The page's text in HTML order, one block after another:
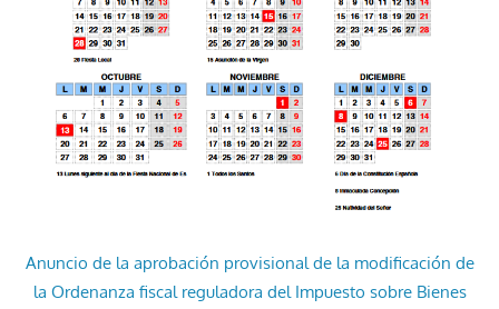
Anuncio de la aprobación provisional de la modificación de
la Ordenanza fiscal reguladora del Impuesto sobre Bienes